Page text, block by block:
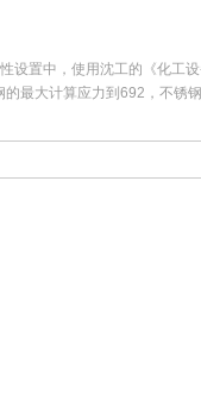
设置中，使用沈工的《化工
最大计算应力到692，不锈